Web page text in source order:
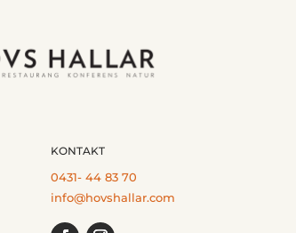
KONTAKT
0431- 44 83 70
info@hovshallar.com